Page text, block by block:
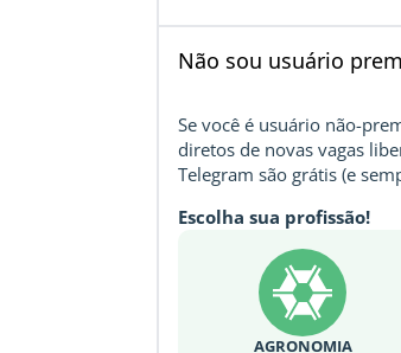
Não sou usuário
Se você é usuário não-
diretos de novas vagas
Telegram são grátis (e
Escolha sua profissão!
AGRONOMIA